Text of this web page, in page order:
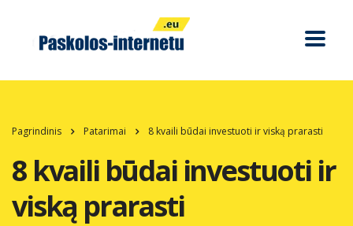
Pagrindinis Patarimai 8 kvaili būdai investuoti ir viską prarasti
8 kvaili būdai investuoti ir
viską prarasti